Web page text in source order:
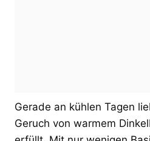
Gerade an kühlen Tagen
Geruch von warmem